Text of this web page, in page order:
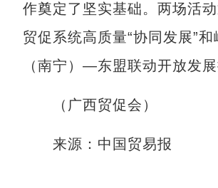
作奠定了坚实基础。两场活
贸促系统高质量“协同发展”
（南宁）—东盟联动开放发
（广西贸促会）
来源：中国贸易报